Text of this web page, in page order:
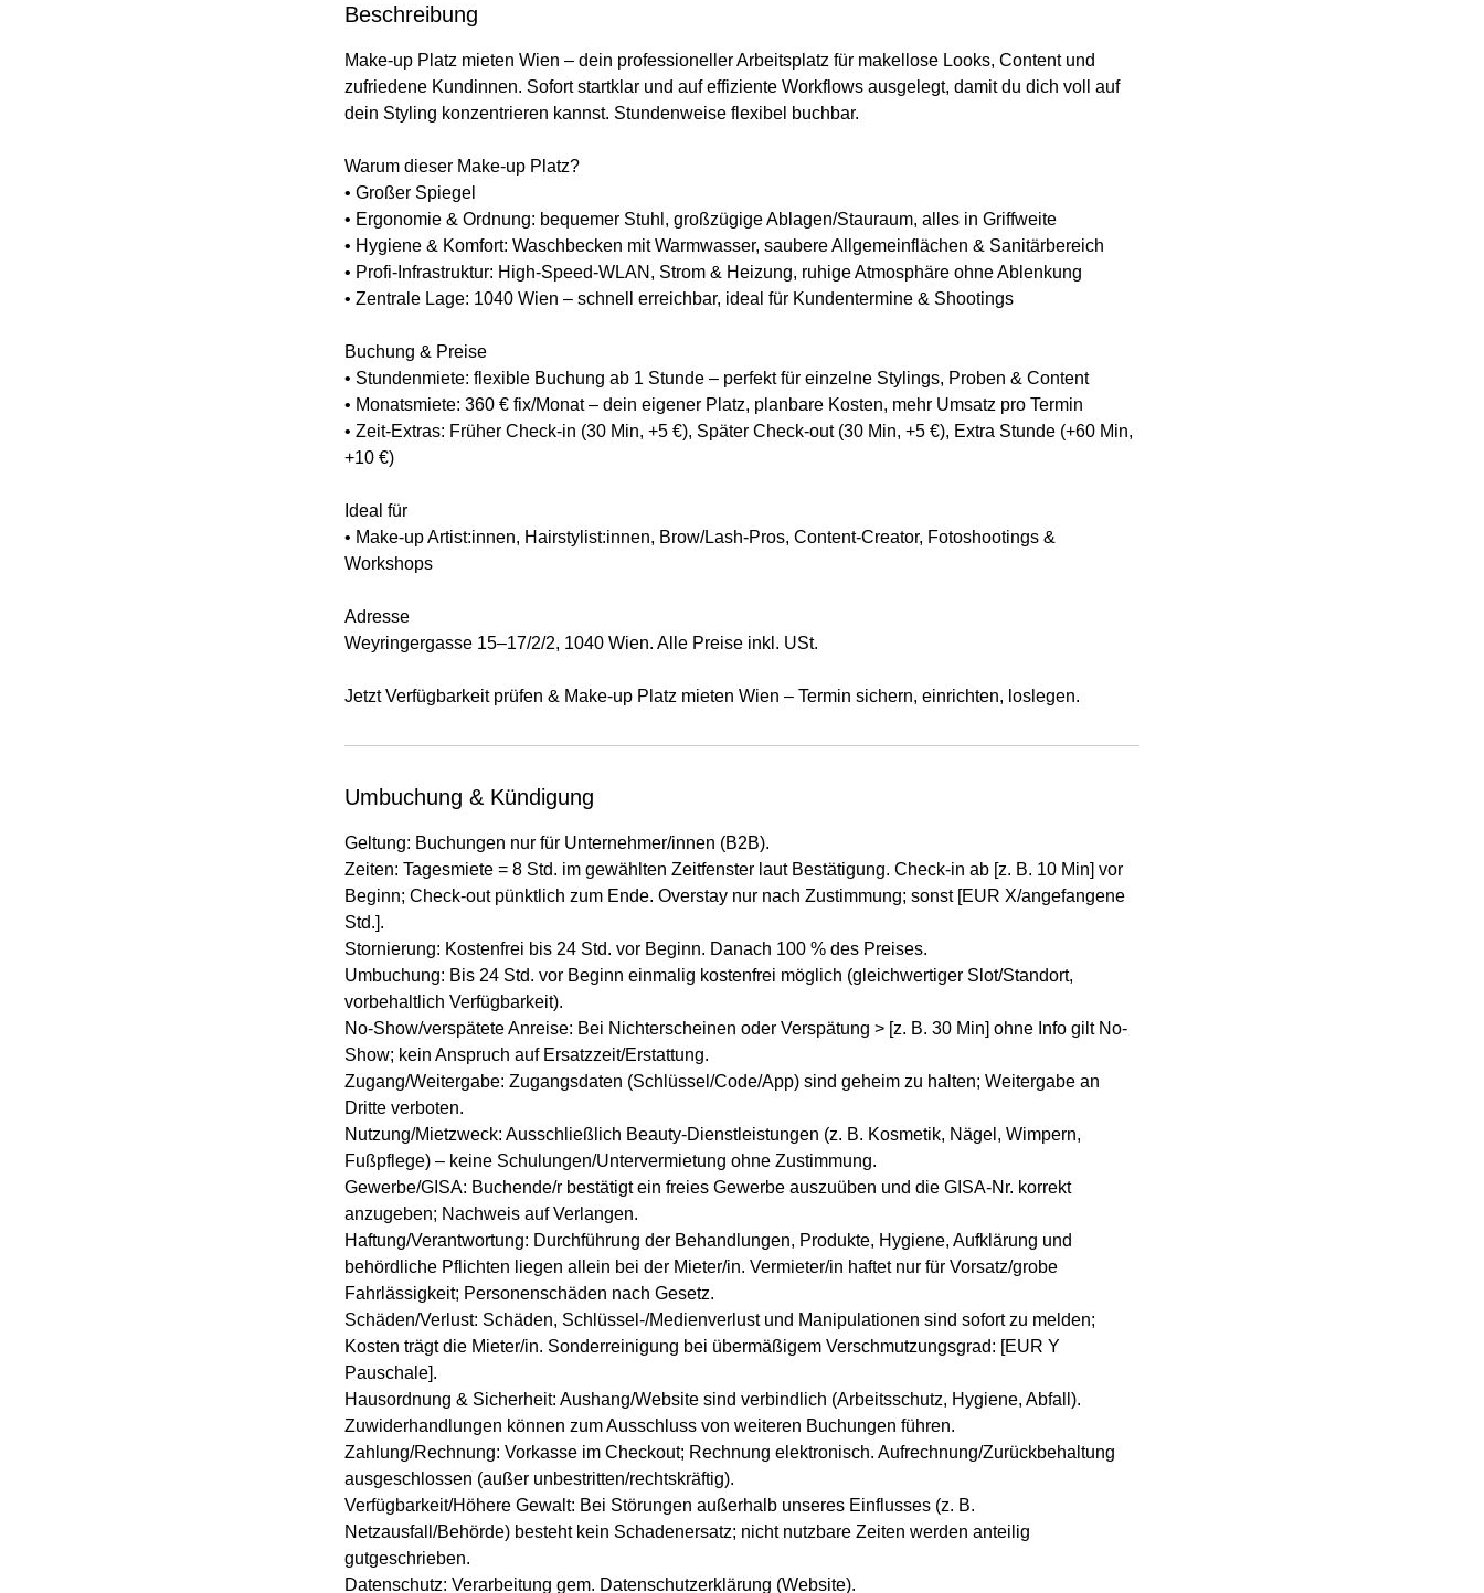
Beschreibung
Make-up Platz mieten Wien – dein professioneller Arbeitsplatz für makellose Looks, Content und
zufriedene Kundinnen. Sofort startklar und auf effiziente Workflows ausgelegt, damit du dich voll auf
dein Styling konzentrieren kannst. Stundenweise flexibel buchbar.
Warum dieser Make-up Platz?
• Großer Spiegel
• Ergonomie & Ordnung: bequemer Stuhl, großzügige Ablagen/Stauraum, alles in Griffweite
• Hygiene & Komfort: Waschbecken mit Warmwasser, saubere Allgemeinflächen & Sanitärbereich
• Profi-Infrastruktur: High-Speed-WLAN, Strom & Heizung, ruhige Atmosphäre ohne Ablenkung
• Zentrale Lage: 1040 Wien – schnell erreichbar, ideal für Kundentermine & Shootings
Buchung & Preise
• Stundenmiete: flexible Buchung ab 1 Stunde – perfekt für einzelne Stylings, Proben & Content
• Monatsmiete: 360 € fix/Monat – dein eigener Platz, planbare Kosten, mehr Umsatz pro Termin
• Zeit-Extras: Früher Check-in (30 Min, +5 €), Später Check-out (30 Min, +5 €), Extra Stunde (+60 Min,
+10 €)
Ideal für
• Make-up Artist:innen, Hairstylist:innen, Brow/Lash-Pros, Content-Creator, Fotoshootings &
Workshops
Adresse
Weyringergasse 15–17/2/2, 1040 Wien. Alle Preise inkl. USt.
Jetzt Verfügbarkeit prüfen & Make-up Platz mieten Wien – Termin sichern, einrichten, loslegen.
Umbuchung & Kündigung
Geltung: Buchungen nur für Unternehmer/innen (B2B).
Zeiten: Tagesmiete = 8 Std. im gewählten Zeitfenster laut Bestätigung. Check-in ab [z. B. 10 Min] vor
Beginn; Check-out pünktlich zum Ende. Overstay nur nach Zustimmung; sonst [EUR X/angefangene
Std.].
Stornierung: Kostenfrei bis 24 Std. vor Beginn. Danach 100 % des Preises.
Umbuchung: Bis 24 Std. vor Beginn einmalig kostenfrei möglich (gleichwertiger Slot/Standort,
vorbehaltlich Verfügbarkeit).
No-Show/verspätete Anreise: Bei Nichterscheinen oder Verspätung > [z. B. 30 Min] ohne Info gilt No-
Show; kein Anspruch auf Ersatzzeit/Erstattung.
Zugang/Weitergabe: Zugangsdaten (Schlüssel/Code/App) sind geheim zu halten; Weitergabe an
Dritte verboten.
Nutzung/Mietzweck: Ausschließlich Beauty-Dienstleistungen (z. B. Kosmetik, Nägel, Wimpern,
Fußpflege) – keine Schulungen/Untervermietung ohne Zustimmung.
Gewerbe/GISA: Buchende/r bestätigt ein freies Gewerbe auszuüben und die GISA-Nr. korrekt
anzugeben; Nachweis auf Verlangen.
Haftung/Verantwortung: Durchführung der Behandlungen, Produkte, Hygiene, Aufklärung und
behördliche Pflichten liegen allein bei der Mieter/in. Vermieter/in haftet nur für Vorsatz/grobe
Fahrlässigkeit; Personenschäden nach Gesetz.
Schäden/Verlust: Schäden, Schlüssel-/Medienverlust und Manipulationen sind sofort zu melden;
Kosten trägt die Mieter/in. Sonderreinigung bei übermäßigem Verschmutzungsgrad: [EUR Y
Pauschale].
Hausordnung & Sicherheit: Aushang/Website sind verbindlich (Arbeitsschutz, Hygiene, Abfall).
Zuwiderhandlungen können zum Ausschluss von weiteren Buchungen führen.
Zahlung/Rechnung: Vorkasse im Checkout; Rechnung elektronisch. Aufrechnung/Zurückbehaltung
ausgeschlossen (außer unbestritten/rechtskräftig).
Verfügbarkeit/Höhere Gewalt: Bei Störungen außerhalb unseres Einflusses (z. B.
Netzausfall/Behörde) besteht kein Schadenersatz; nicht nutzbare Zeiten werden anteilig
gutgeschrieben.
Datenschutz: Verarbeitung gem. Datenschutzerklärung (Website).